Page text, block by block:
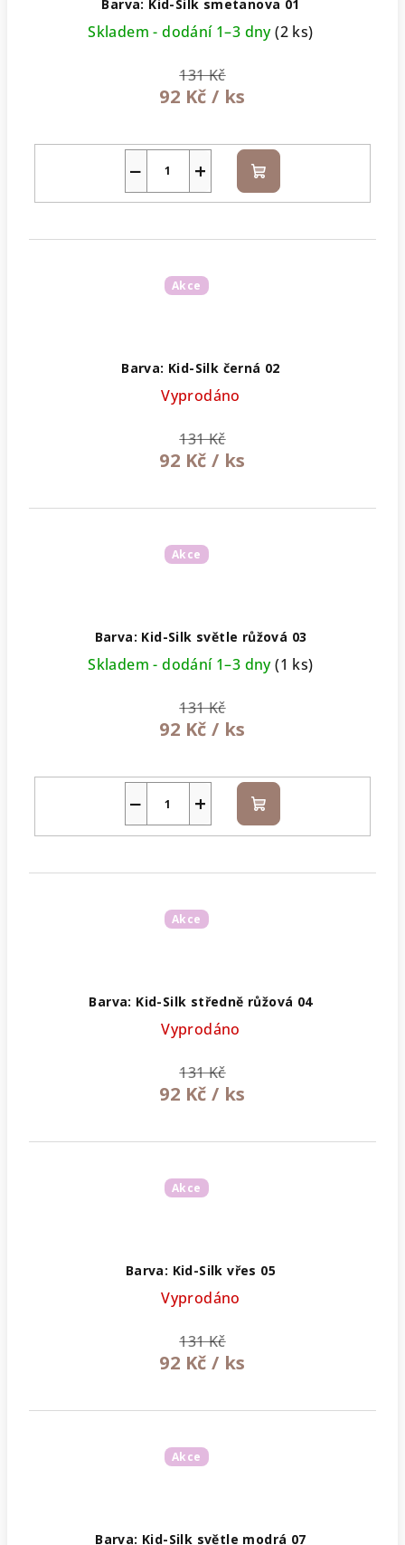
Barva: Kid-Silk smetanova 01
Skladem - dodání 1–3 dny(2 ks)
131 Kč
92 Kč / ks
+
− Do
košíku
Akce
Barva: Kid-Silk černá 02
Vyprodáno
131 Kč
92 Kč / ks
Akce
Barva: Kid-Silk světle růžová 03
Skladem - dodání 1–3 dny(1 ks)
131 Kč
92 Kč / ks
+
− Do
košíku
Akce
Barva: Kid-Silk středně růžová 04
Vyprodáno
131 Kč
92 Kč / ks
Akce
Barva: Kid-Silk vřes 05
Vyprodáno
131 Kč
92 Kč / ks
Akce
Barva: Kid-Silk světle modrá 07